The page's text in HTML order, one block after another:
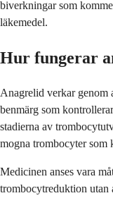
biverkningar som
läkemedel.
Hur fungerar
Anagrelid verkar genom
benmärg som
stadierna av
mogna trombocyter
Medicinen anses vara
trombocytreduktion utan